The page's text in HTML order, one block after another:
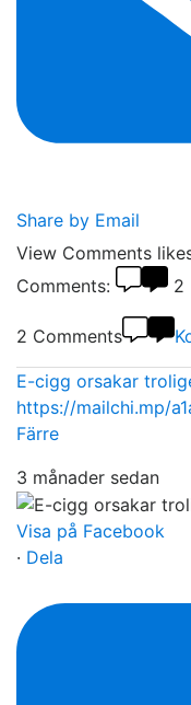
Share by Email
View Comments
Comments:
2
2 Comments
E-cigg orsakar
https://mailchi.mp/
Färre
3 månader sedan
Visa på Facebook
· Dela